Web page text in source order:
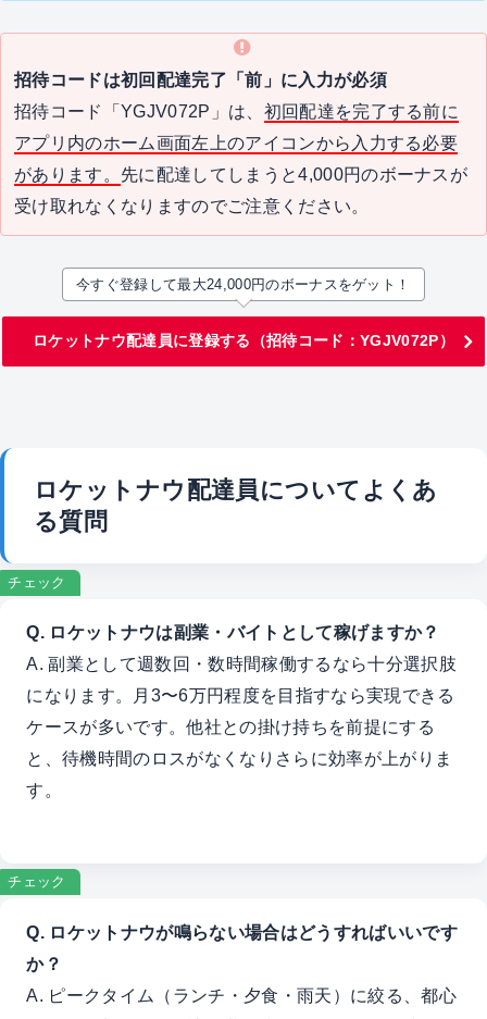
招待コードは初回配達完了「前」に入力が必須
招待コード「YGJV072P」は、 初回配達を完了する前に
アプリ内のホーム画面左上のアイコンから入力する必要
があります。 先に配達してしまうと4,000円のボーナスが
受け取れなくなりますのでご注意ください。
今すぐ登録して最大24,000円のボーナスをゲット！
ロケットナウ配達員に登録する（招待コード：YGJV072P）
ロケットナウ配達員についてよくあ
る質問
チェック
Q. ロケットナウは副業・バイトとして稼げますか？
A. 副業として週数回・数時間稼働するなら十分選択肢
になります。月3〜6万円程度を目指すなら実現できる
ケースが多いです。他社との掛け持ちを前提にする
と、待機時間のロスがなくなりさらに効率が上がりま
す。
チェック
Q. ロケットナウが鳴らない場合はどうすればいいです
か？
A. ピークタイム（ランチ・夕食・雨天）に絞る、都心